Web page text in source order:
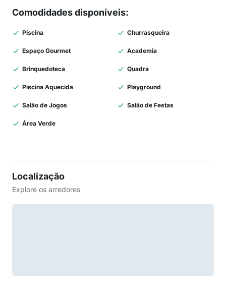
Comodidades disponíveis:
Piscina Churrasqueira
Espaço Gourmet Academia
Brinquedoteca Quadra
Piscina Aquecida Playground
Salão de Jogos Salão de Festas
Área Verde
Localização
Explore os arredores